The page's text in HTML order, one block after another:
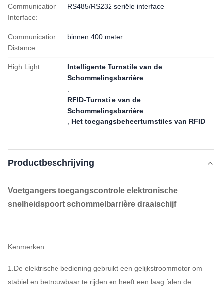
Communication
Interface:
RS485/RS232 seriële interface
Communication
Distance:
binnen 400 meter
High Light:
Intelligente Turnstile van de
Schommelingsbarrière
RFID-Turnstile van de
Schommelingsbarrière
Het toegangsbeheerturnstiles van RFID
Productbeschrijving
Voetgangers toegangscontrole elektronische
snelheidspoort schommelbarrière draaischijf
Kenmerken:
1.De elektrische bediening gebruikt een gelijkstroommotor om
stabiel en betrouwbaar te rijden en heeft een laag falen.de